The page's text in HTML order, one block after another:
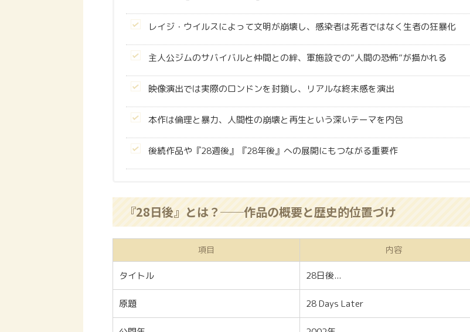
レイジ・ウイルスによって文明が崩壊し、感染者は死者ではなく生者の狂暴化
主人公ジムのサバイバルと仲間との絆、軍施設での“人間の恐怖”が描かれる
映像演出では実際のロンドンを封鎖し、リアルな終末感を演出
本作は倫理と暴力、人間性の崩壊と再生という深いテーマを内包
後続作品や『28週後』『28年後』への展開にもつながる重要作
『28日後』とは？──作品の概要と歴史的位置づけ
項目 内容
タイトル 28日後...
原題 28 Days Later